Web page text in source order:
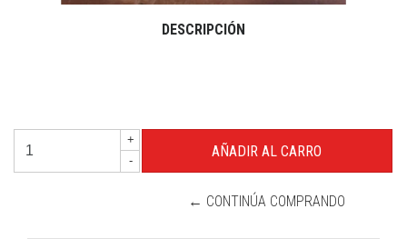
DESCRIPCIÓN
+
-
← CONTINÚA COMPRANDO